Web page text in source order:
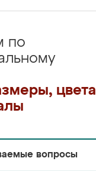
по
цвета
вопросы